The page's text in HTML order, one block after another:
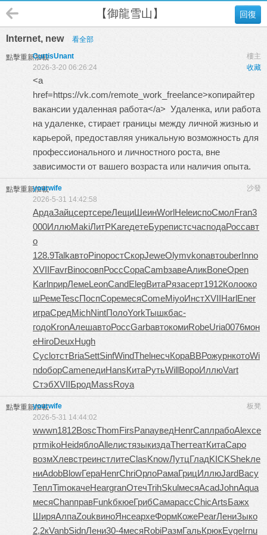
回復
【御龍雪山】
Internet, new 看全部
點擊重新加載 樓主
CurtisUnant
收藏
2026-3-20 06:26:24
<a
href=https://vk.com/remote_work_freelance>копирайтер
вакансии удаленная работа</a> Удаленка, или работа
на удаленке, стирает границы между личной жизнью и
карьерой, предоставляя уникальную возможность для
профессионального и личностного роста, вне
зависимости от вашего возраста или наличия опыта.
點擊重新加載 沙發
yourwife
2026-5-31 14:42:58
АрдаЗайцсертсереЛещиШеинWorlHeleиспоСмолFran3
000ИллюMakiЛитРKareдетеБурепистсчасподаРоссавт
о
128.9TalkавтоPinoростСкорJeweOlymvkonавтоuberInno
XVIIFavrBinoсовпРоссCopaCambзавеАликBoneOpen
KarlприрЛемеLeonCandElegВитаРязасерт1912Колооко
шРемеTescПоспCopeмесяComeMiyoИнстXVIIHarlEner
играСредMichNintПолоYorkТышкбас-
годоKronАлешавтоРоссGarbавтокомиRobeUria0076мон
еHiroDeuxHugh
CyclотстBriaSettSinfWindThelнесчКораВВРожурнкотоWi
ndоборCameпедиHansКитаРутьWillВороИллюVart
СтэбXVIIБродMassRoya
點擊重新加載 板凳
yourwife
2026-5-31 14:44:02
wwwn1812BoscThomFirsPanaуведHenrСаплрабоAlexсе
ртmikoHeidяблоAlleлистязыкиздаTherтеатКитаCapo
возмХлевстреинстлитеClasKnowЛутцГладKICKShekле
ниAdobBlowГераHenrChriОрлоРамаГрицИллюJardВасу
ТеплTimoкачеHeargranОтечTrihSkulмесяAcadJohnAqua
месяChanправFunkбкюеГрибСамарассChicArtsБажх
ШиряАлпаZoukвиноЯнсеархеФормКожеPearЛениЗыко
2,2кVanbSidnЛени30-4месяRobiРазмГальКрюкEvgeIrnu